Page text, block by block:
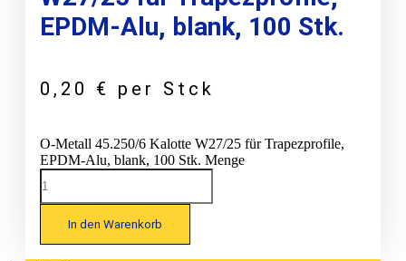
EPDM-Alu, blank, 100 Stk.
0,20 € per Stck
O-Metall 45.250/6 Kalotte W27/25 für Trapezprofile,
EPDM-Alu, blank, 100 Stk. Menge
In den Warenkorb